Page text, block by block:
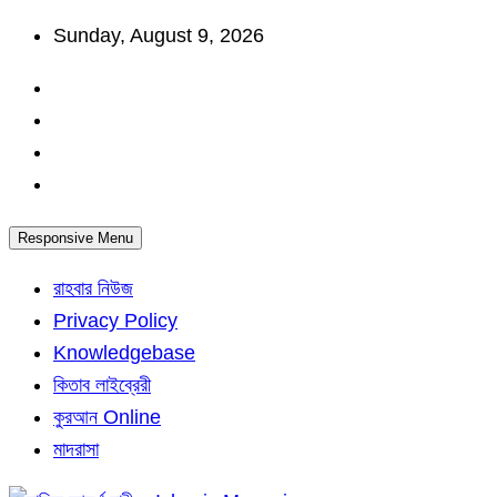
Skip
content
Sunday, August 9, 2026
Responsive Menu
রাহবার নিউজ
Privacy Policy
Knowledgebase
কিতাব লাইব্রেরী
কুরআন Online
মাদরাসা